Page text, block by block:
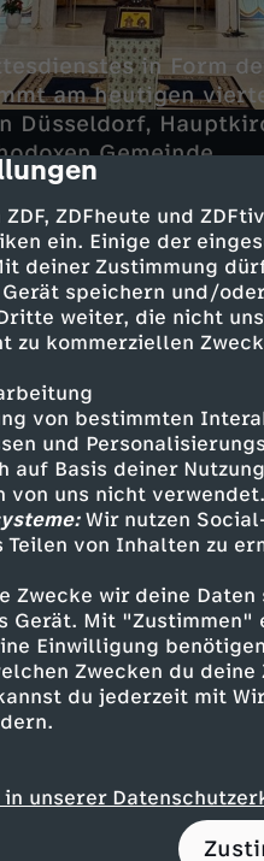
ZDFheute und
ein. Einige der
deiner Zustimmung
speichern und/
weiter, die nicht
zu kommerziellen
von bestimmten
und
Basis deiner
von uns nicht verwendet.
Wir nutzen
von Inhalten zu
Zwecke wir deine
Mit "Zustimmen"
Einwilligung
Zwecken du
du jederzeit mit
unserer
in Form
am heutigen
Düsseldorf,
Gemeinde.
umfasst
der größte
der Eparchie
seit 2018 von
und Predigt
geht auf den
Sava (ca.
Protestantismus
selbst ist
wird bis
unter der
der Deutschen